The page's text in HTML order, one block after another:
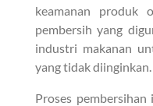
keamanan produk
pembersih yang
industri makanan
yang tidak diinginkan.
Proses